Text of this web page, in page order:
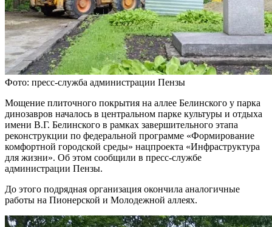
Фото: пресс-служба администрации Пензы
Мощение плиточного покрытия на аллее Белинского у парка
динозавров началось в центральном парке культуры и отдыха
имени В.Г. Белинского в рамках завершительного этапа
реконструкции по федеральной программе «Формирование
комфортной городской среды» нацпроекта «Инфраструктура
для жизни». Об этом сообщили в пресс-службе
администрации Пензы.
До этого подрядная организация окончила аналогичные
работы на Пионерской и Молодежной аллеях.